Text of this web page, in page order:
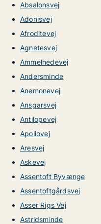
Absalonsvej
Adonisvej
Afroditevej
Agnetesvej
Ammelhedevej
Andersminde
Anemonevej
Ansgarsvej
Antilopevej
Apollovej
Aresvej
Askevej
Assentoft Byvænge
Assentoftgårdsvej
Asser Rigs Vej
Astridsminde